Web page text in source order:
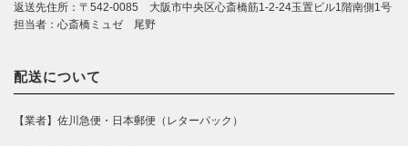
返送先住所：〒542-0085 大阪市中央区心斎橋筋1-2-24玉置ビル1階南側1号
担当者：心斎橋ミュゼ 尾野
配送について
【業者】佐川急便・日本郵便（レターパック）